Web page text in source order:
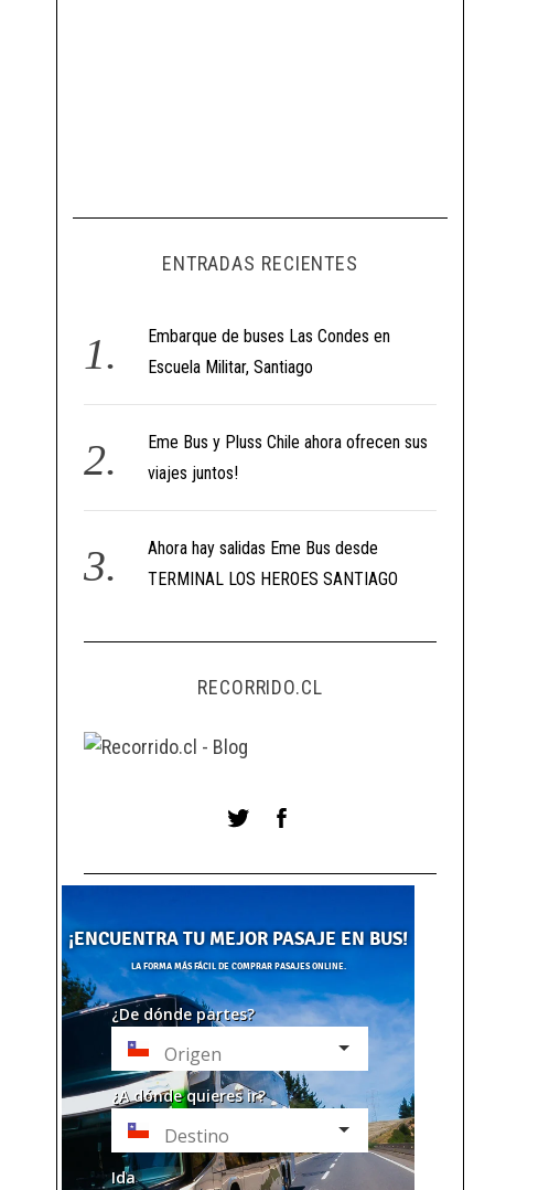
ENTRADAS RECIENTES
Embarque de buses Las Condes en
Escuela Militar, Santiago
Eme Bus y Pluss Chile ahora ofrecen sus
viajes juntos!
Ahora hay salidas Eme Bus desde
TERMINAL LOS HEROES SANTIAGO
RECORRIDO.CL